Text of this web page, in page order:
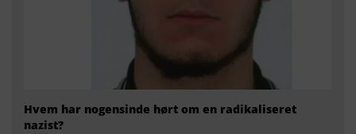
Hvem har nogensinde hørt om en radikaliseret
nazist?